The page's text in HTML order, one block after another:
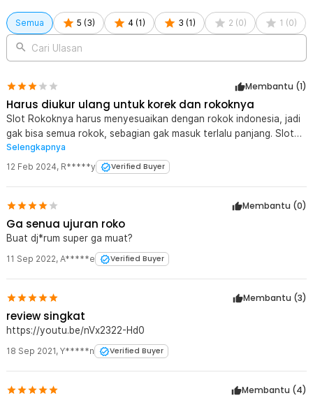
Kelengkapan Produk
Rincian yang Anda dapatkan untuk pembelian produk ini:
Semua 5 (3) 4 (1 ) 3 (1 ) 2 (0) 1 (0)
Cari Ulasan
Membantu (1)
Harus diukur ulang untuk korek dan rokoknya
Slot Rokoknya harus menyesuaikan dengan rokok indonesia, jadi
gak bisa semua rokok, sebagian gak masuk terlalu panjang. Slot
koreknya juga, kurang besar, jd gak bisa masuk
Selengkapnya
12 Feb 2024, R*****y Verified Buyer
Membantu (0)
Ga senua ujuran roko
Buat dj*rum super ga muat?
11 Sep 2022, A*****e Verified Buyer
Membantu (3)
review singkat
https://youtu.be/nVx2322-Hd0
18 Sep 2021, Y*****n Verified Buyer
Membantu (4)